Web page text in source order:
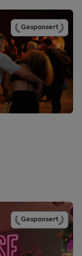
Gesponsert
Gesponsert